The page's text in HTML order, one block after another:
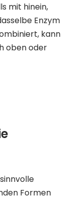
mit hinein,
Enzym
kann
oben oder
Formen